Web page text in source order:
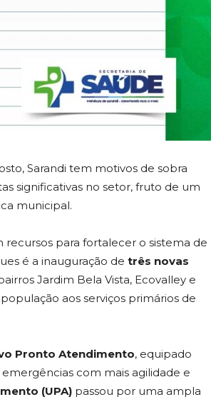
Sarandi tem motivos de sobra
significativas no setor, fruto de um
municipal.
recursos para fortalecer o sistema de
é a inauguração de três novas
Jardim Bela Vista, Ecovalley e
aos serviços primários de
Pronto Atendimento, equipado
com mais agilidade e
(UPA) passou por uma ampla